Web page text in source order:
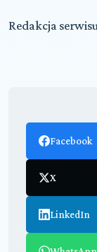
Redakcja serwisu
Facebook
X
LinkedIn